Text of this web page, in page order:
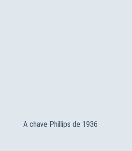
A chave Phillips de 1936